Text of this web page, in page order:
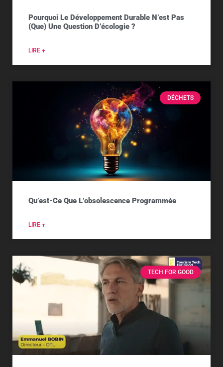
Pourquoi Le Développement Durable N’est Pas
(que) Une Question D’écologie ?
LIRE +
DÉCHETS
Qu’est-Ce Que L’obsolescence Programmée
LIRE +
TECH FOR GOOD